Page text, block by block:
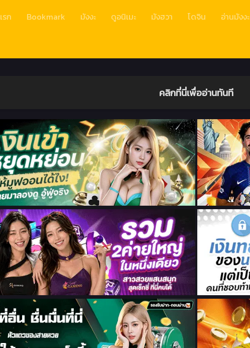
รก Bookmark มังงะ ดูอนิเมะ มังฮวา โดจิน อ่านมังงะ
คลิกที่นี่เพื่ออ่านทันที